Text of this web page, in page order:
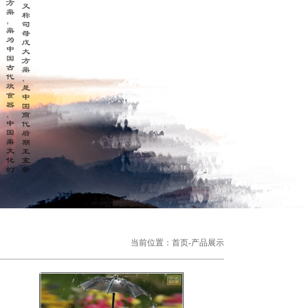
当前位置： 首页-产品展示